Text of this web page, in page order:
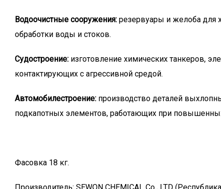
Водоочистные сооружения: резервуары и желоба для
обработки воды и стоков.
Судостроение: изготовление химических танкеров,
контактирующих с агрессивной средой.
Автомобилестроение: производство деталей
подкапотных элементов, работающих при
Фасовка 18 кг.